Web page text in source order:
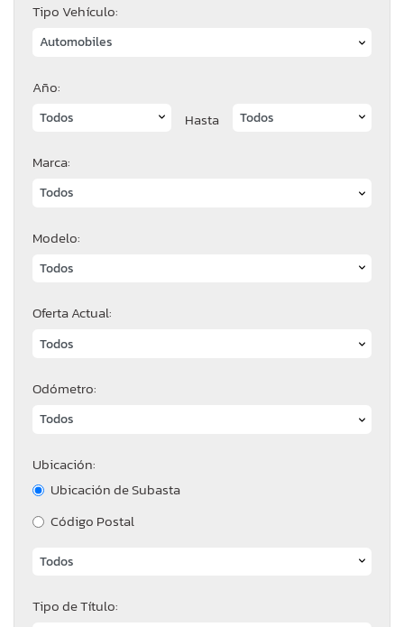
Tipo Vehículo:
Año:
Hasta
Marca:
Modelo:
Oferta Actual:
Odómetro:
Ubicación:
Ubicación de Subasta
Código Postal
Tipo de Título: